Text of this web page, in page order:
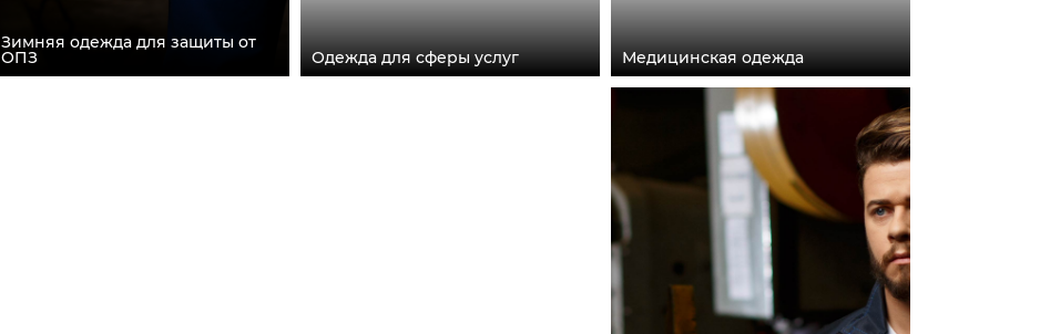
Зимняя одежда для защиты от
ОПЗ Одежда для сферы услуг Медицинская одежда